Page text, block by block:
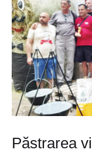
Păstrarea